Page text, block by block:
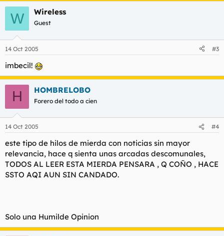
La Policía ha confirmado que no se encontraron señales de
violencia y que todos los indicios apuntan a que el hombre
había fallecido hacía días por causas naturales.
W Wireless
Guest
14 Oct 2005 #3
imbecil!
H HOMBRELOBO
Forero del todo a cien
14 Oct 2005 #4
este tipo de hilos de mierda con noticias sin mayor
relevancia, hace q sienta unas arcadas descomunales,
TODOS AL LEER ESTA MIERDA PENSARA , Q COÑO , HACE
SSTO AQI AUN SIN CANDADO.
Solo una Humilde Opinion